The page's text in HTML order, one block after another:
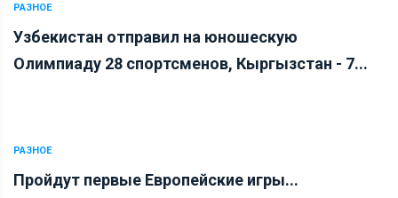
РАЗНОЕ
Узбекистан отправил на юношескую
Олимпиаду 28 спортсменов, Кыргызстан - 7...
РАЗНОЕ
Пройдут первые Европейские игры...